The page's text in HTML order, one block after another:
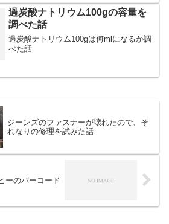
過炭酸ナトリウム100gの容量を
調べた話
過炭酸ナトリウム100gは何mlになるか調
べた話
ジーンズのファスナーが壊れたので、そ
れなりの修理を試みた話
ーのバーコード